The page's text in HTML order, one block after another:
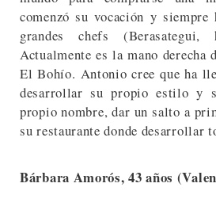
comenzó su vocación y
grandes chefs (Berasategui,
Actualmente es la mano derecha
El Bohío. Antonio cree que ha
desarrollar su propio estilo y
propio nombre, dar un salto a
su restaurante donde desarrollar
Bárbara Amorós, 43 años